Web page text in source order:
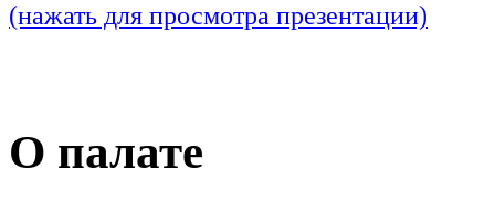
(нажать для просмотра презентации)
О палате